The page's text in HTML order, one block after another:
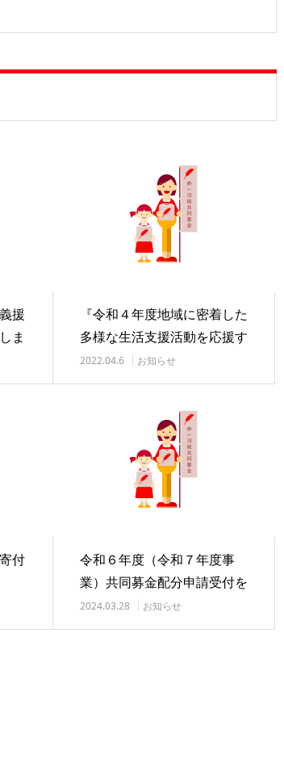
援
ま
『令和４年度地域に密着した
多様な生活支援活動を応援す
る助成』の助成団…
2022.04.6 お知らせ
付
令和６年度（令和７年度事
業）共同募金配分申請受付を
開始します
2024.03.28 お知らせ